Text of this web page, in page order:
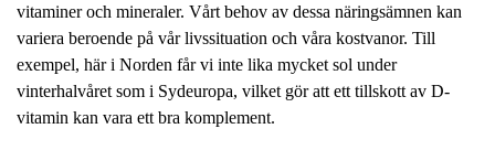
vitaminer och mineraler. Vårt behov av dessa näringsämnen kan
variera beroende på vår livssituation och våra kostvanor. Till
exempel, här i Norden får vi inte lika mycket sol under
vinterhalvåret som i Sydeuropa, vilket gör att ett tillskott av D-
vitamin kan vara ett bra komplement.